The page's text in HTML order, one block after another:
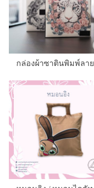
กล่องผ้าซาตินพิมพ์ลาย